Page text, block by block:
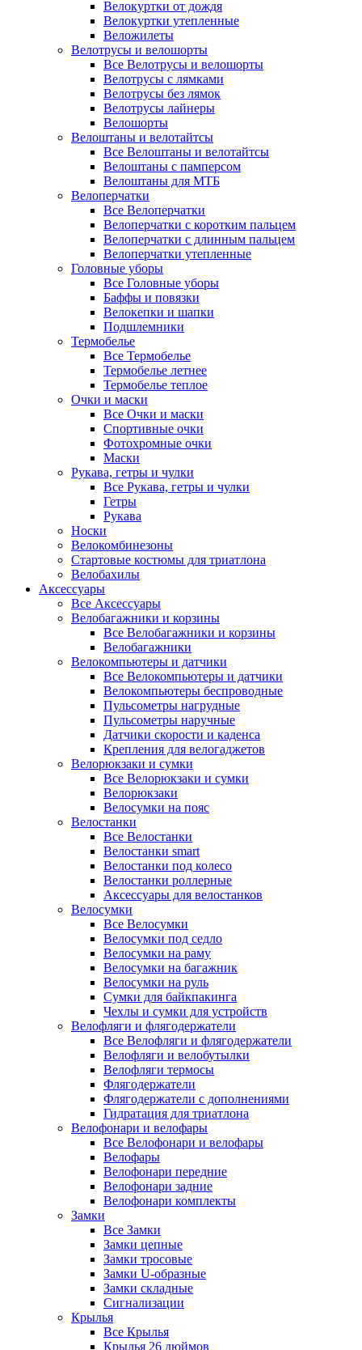
Велокуртки от дождя
Велокуртки утепленные
Веложилеты
Велотрусы и велошорты
Все Велотрусы и велошорты
Велотрусы с лямками
Велотрусы без лямок
Велотрусы лайнеры
Велошорты
Велоштаны и велотайтсы
Все Велоштаны и велотайтсы
Велоштаны с памперсом
Велоштаны для МТБ
Велоперчатки
Все Велоперчатки
Велоперчатки с коротким пальцем
Велоперчатки с длинным пальцем
Велоперчатки утепленные
Головные уборы
Все Головные уборы
Баффы и повязки
Велокепки и шапки
Подшлемники
Термобелье
Все Термобелье
Термобелье летнее
Термобелье теплое
Очки и маски
Все Очки и маски
Спортивные очки
Фотохромные очки
Маски
Рукава, гетры и чулки
Все Рукава, гетры и чулки
Гетры
Рукава
Носки
Велокомбинезоны
Стартовые костюмы для триатлона
Велобахилы
Аксессуары
Все Аксессуары
Велобагажники и корзины
Все Велобагажники и корзины
Велобагажники
Велокомпьютеры и датчики
Все Велокомпьютеры и датчики
Велокомпьютеры беспроводные
Пульсометры нагрудные
Пульсометры наручные
Датчики скорости и каденса
Крепления для велогаджетов
Велорюкзаки и сумки
Все Велорюкзаки и сумки
Велорюкзаки
Велосумки на пояс
Велостанки
Все Велостанки
Велостанки smart
Велостанки под колесо
Велостанки роллерные
Аксессуары для велостанков
Велосумки
Все Велосумки
Велосумки под седло
Велосумки на раму
Велосумки на багажник
Велосумки на руль
Сумки для байкпакинга
Чехлы и сумки для устройств
Велофляги и флягодержатели
Все Велофляги и флягодержатели
Велофляги и велобутылки
Велофляги термосы
Флягодержатели
Флягодержатели с дополнениями
Гидратация для триатлона
Велофонари и велофары
Все Велофонари и велофары
Велофары
Велофонари передние
Велофонари задние
Велофонари комплекты
Замки
Все Замки
Замки цепные
Замки тросовые
Замки U-образные
Замки складные
Сигнализации
Крылья
Все Крылья
Крылья 26 дюймов